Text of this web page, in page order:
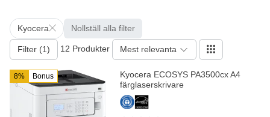
Kyocera Nollställ alla filter
Filter (1) 12 Produkter Mest relevanta
8% Bonus
Kyocera ECOSYS PA3500cx A4
färglaserskrivare